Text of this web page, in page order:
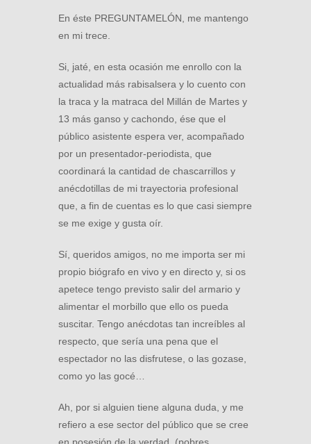
En éste PREGUNTAMELÓN, me mantengo
en mi trece.
Si, jaté, en esta ocasión me enrollo con la
actualidad más rabisalsera y lo cuento con
la traca y la matraca del Millán de Martes y
13 más ganso y cachondo, ése que el
público asistente espera ver, acompañado
por un presentador-periodista, que
coordinará la cantidad de chascarrillos y
anécdotillas de mi trayectoria profesional
que, a fin de cuentas es lo que casi siempre
se me exige y gusta oír.
Sí, queridos amigos, no me importa ser mi
propio biógrafo en vivo y en directo y, si os
apetece tengo previsto salir del armario y
alimentar el morbillo que ello os pueda
suscitar. Tengo anécdotas tan increíbles al
respecto, que sería una pena que el
espectador no las disfrutese, o las gozase,
como yo las gocé…
Ah, por si alguien tiene alguna duda, y me
refiero a ese sector del público que se cree